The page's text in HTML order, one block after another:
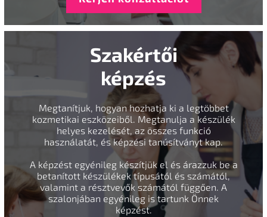
Szakértői
képzés
Megtanítjuk, hogyan hozhatja ki a legtöbbet
kozmetikai eszközeiből. Megtanulja a készülék
helyes kezelését, az összes funkció
használatát, és képzési tanúsítványt kap.
A képzést egyénileg készítjük el és árazzuk be a
betanított készülékek típusától és számától,
valamint a résztvevők számától függően. A
szalonjában egyénileg is tartunk Önnek
képzést.